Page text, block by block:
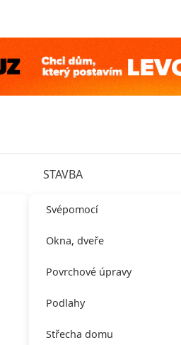
STAVBA
Svépomocí
Okna, dveře
Povrchové úpravy
Podlahy
Střecha domu